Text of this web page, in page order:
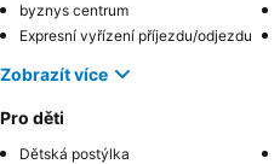
byznys centrum
Expresní vyřízení příjezdu/odjezdu
Zobrazít více
Pro děti
Dětská postýlka